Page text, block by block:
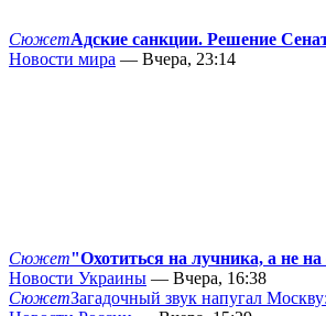
СюжетАдские санкции. Решение
Новости мира — Вчера, 23:14
Сюжет"Охотиться на лучника, а не
Новости Украины — Вчера, 16:38
СюжетЗагадочный звук напугал